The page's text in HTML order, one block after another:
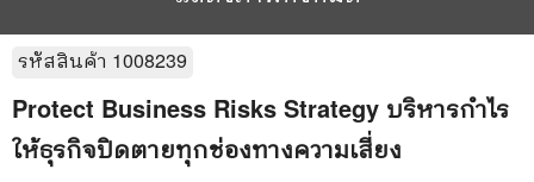
รหัสสินค้า 1008239
Protect Business Risks Strategy บริหารกำไร
ให้ธุรกิจปิดตายทุกช่องทางความเสี่ยง